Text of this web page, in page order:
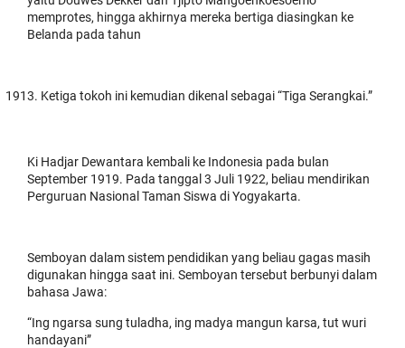
memprotes, hingga akhirnya mereka bertiga diasingkan ke
Belanda pada tahun
Ketiga tokoh ini kemudian dikenal sebagai “Tiga Serangkai.”
Ki Hadjar Dewantara kembali ke Indonesia pada bulan
September 1919. Pada tanggal 3 Juli 1922, beliau mendirikan
Perguruan Nasional Taman Siswa di Yogyakarta.
Semboyan dalam sistem pendidikan yang beliau gagas masih
digunakan hingga saat ini. Semboyan tersebut berbunyi dalam
bahasa Jawa:
“Ing ngarsa sung tuladha, ing madya mangun karsa, tut wuri
handayani”